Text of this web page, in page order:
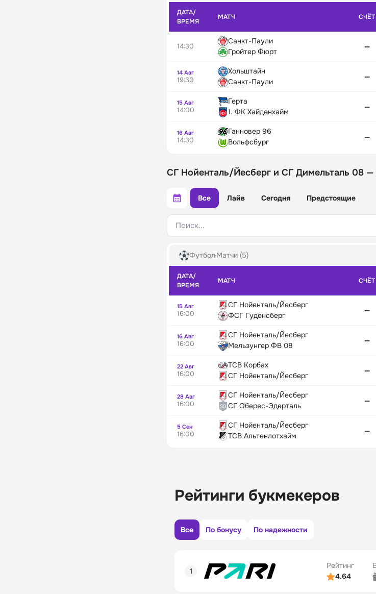
ДАТА/
ВРЕМЯ
МАТЧ СЧЁТ
14:30
Санкт-Паули
Гройтер Фюрт
—
14 Авг
19:30
Хольштайн
Санкт-Паули
—
15 Авг
14:00
Герта
1. ФК Хайденхайм
—
16 Авг
14:30
Ганновер 96
Вольфсбург
—
СГ Нойенталь/Йесберг и СГ Димельталь 08
Все Лайв Сегодня Предстоящие
Поиск...
Футбол Матчи (5)
ДАТА/
ВРЕМЯ
МАТЧ СЧЁТ
15 Авг
16:00
СГ Нойенталь/Йесберг
ФСГ Гуденсберг
—
16 Авг
16:00
СГ Нойенталь/Йесберг
Мельзунгер ФВ 08
—
22 Авг
16:00
ТСВ Корбах
СГ Нойенталь/Йесберг
—
28 Авг
16:00
СГ Нойенталь/Йесберг
СГ Оберес-Эдерталь
—
5 Сен
16:00
СГ Нойенталь/Йесберг
ТСВ Альтенлотхайм
—
Рейтинги букмекеров
Все По бонусу По надежности
Рейтинг
4.64